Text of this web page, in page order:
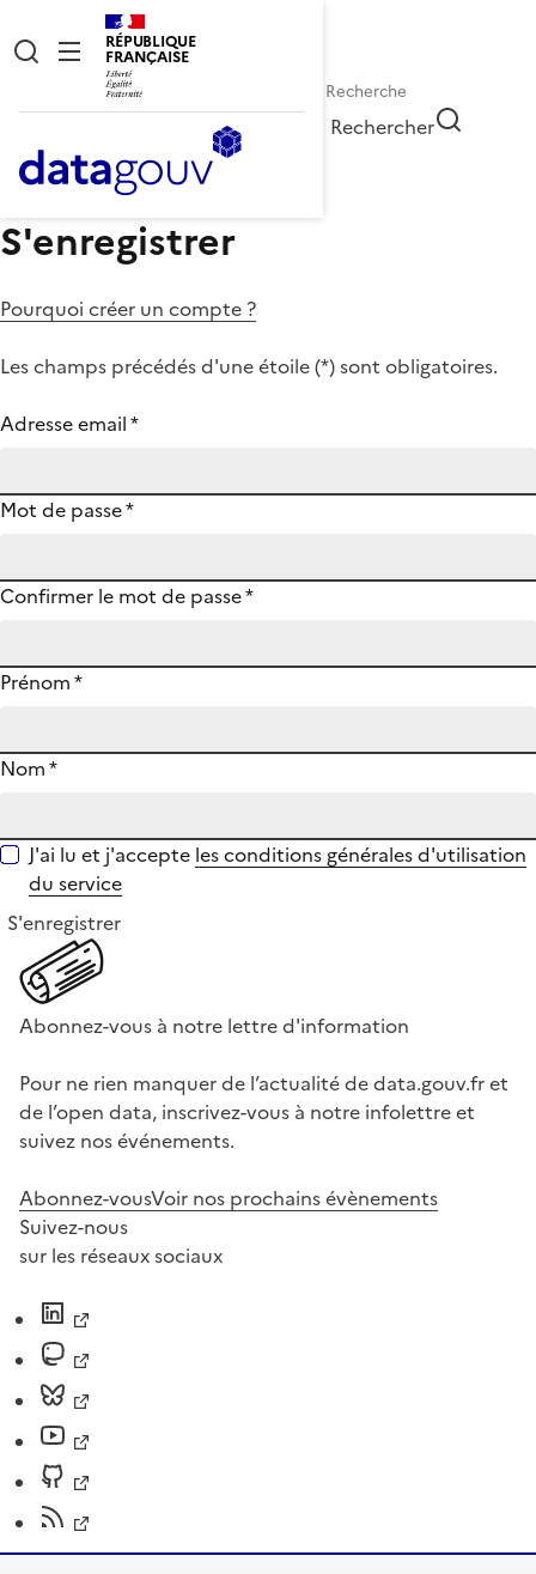
RÉPUBLIQUE
FRANÇAISE
Rechercher
S'enregistrer
Pourquoi créer un compte ?
Les champs précédés d'une étoile (*) sont obligatoires.
Adresse email*
Mot de passe*
Confirmer le mot de passe*
Prénom*
Nom*
J'ai lu et j'accepte les conditions générales d'utilisation
du service
S'enregistrer
Abonnez-vous à notre lettre d'information
Pour ne rien manquer de l’actualité de data.gouv.fr et
de l’open data, inscrivez-vous à notre infolettre et
suivez nos événements.
Abonnez-vousVoir nos prochains évènements
Suivez-nous
sur les réseaux sociaux